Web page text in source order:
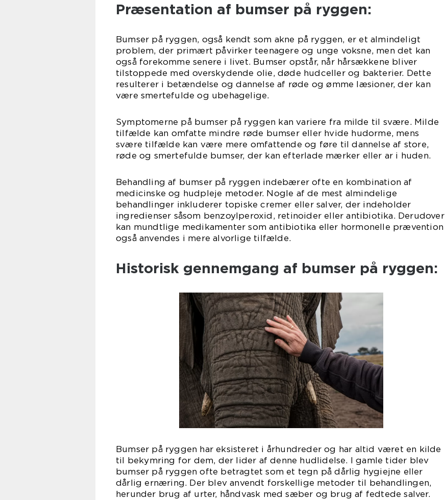
Præsentation af bumser på ryggen:
Bumser på ryggen, også kendt som akne på ryggen, er et almindeligt
problem, der primært påvirker teenagere og unge voksne, men det kan
også forekomme senere i livet. Bumser opstår, når hårsækkene bliver
tilstoppede med overskydende olie, døde hudceller og bakterier. Dette
resulterer i betændelse og dannelse af røde og ømme læsioner, der kan
være smertefulde og ubehagelige.
Symptomerne på bumser på ryggen kan variere fra milde til svære. Milde
tilfælde kan omfatte mindre røde bumser eller hvide hudorme, mens
svære tilfælde kan være mere omfattende og føre til dannelse af store,
røde og smertefulde bumser, der kan efterlade mærker eller ar i huden.
Behandling af bumser på ryggen indebærer ofte en kombination af
medicinske og hudpleje metoder. Nogle af de mest almindelige
behandlinger inkluderer topiske cremer eller salver, der indeholder
ingredienser såsom benzoylperoxid, retinoider eller antibiotika. Derudover
kan mundtlige medikamenter som antibiotika eller hormonelle prævention
også anvendes i mere alvorlige tilfælde.
Historisk gennemgang af bumser på ryggen:
Bumser på ryggen har eksisteret i århundreder og har altid været en kilde
til bekymring for dem, der lider af denne hudlidelse. I gamle tider blev
bumser på ryggen ofte betragtet som et tegn på dårlig hygiejne eller
dårlig ernæring. Der blev anvendt forskellige metoder til behandlingen,
herunder brug af urter, håndvask med sæber og brug af fedtede salver.